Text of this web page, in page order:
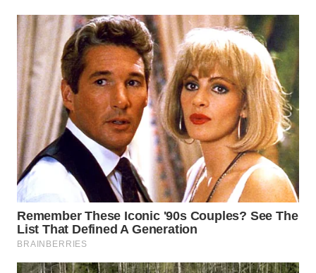
WN
PRIANGAN
TIMUR
WN
SEMARANG
WN
SOLO
BOROBUDUR
WN
MADURA